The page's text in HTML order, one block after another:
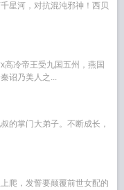
星河，对抗混沌邪神！西贝
高冷帝王受九国五州，燕国
诏乃美人之...
的掌门大弟子。不断成长，
爬，发誓要颠覆前世女配的